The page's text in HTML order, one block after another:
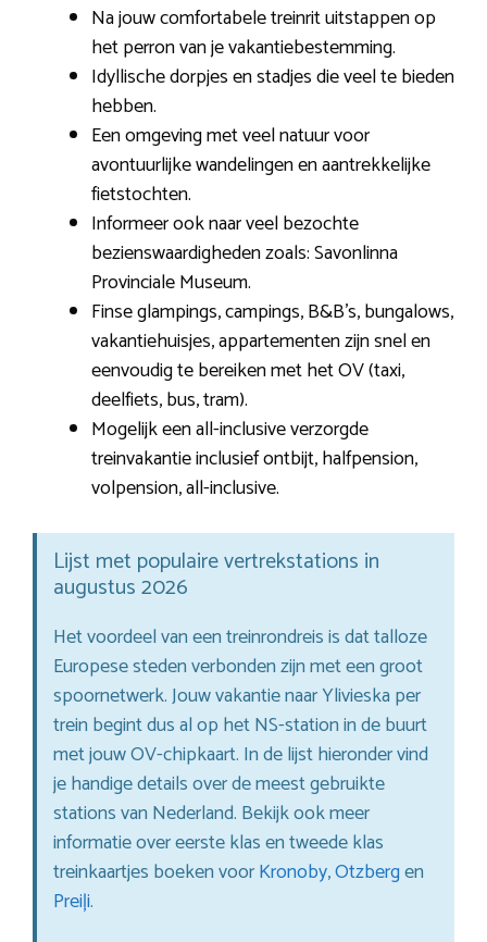
Na jouw comfortabele treinrit uitstappen op
het perron van je vakantiebestemming.
Idyllische dorpjes en stadjes die veel te bieden
hebben.
Een omgeving met veel natuur voor
avontuurlijke wandelingen en aantrekkelijke
fietstochten.
Informeer ook naar veel bezochte
bezienswaardigheden zoals: Savonlinna
Provinciale Museum.
Finse glampings, campings, B&B’s, bungalows,
vakantiehuisjes, appartementen zijn snel en
eenvoudig te bereiken met het OV (taxi,
deelfiets, bus, tram).
Mogelijk een all-inclusive verzorgde
treinvakantie inclusief ontbijt, halfpension,
volpension, all-inclusive.
Lijst met populaire vertrekstations in
augustus 2026
Het voordeel van een treinrondreis is dat talloze
Europese steden verbonden zijn met een groot
spoornetwerk. Jouw vakantie naar Ylivieska per
trein begint dus al op het NS-station in de buurt
met jouw OV-chipkaart. In de lijst hieronder vind
je handige details over de meest gebruikte
stations van Nederland. Bekijk ook meer
informatie over eerste klas en tweede klas
treinkaartjes boeken voorKronoby,Otzbergen
Preiļi.